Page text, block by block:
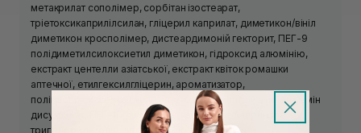
метакрилат сополімер, сорбітан ізостеарат,
тріетоксикаприлілсилан, гліцерил каприлат, диметикон/вініл
диметикон кросполімер, дистеардимоній гекторит, ПЕГ-9
полідиметилсилоксиетил диметикон, гідроксид алюмінію,
екстракт центелли азіатської, екстракт квіток ромашки
аптечної, етилгексилгліцерин, ароматизатор,
поліпропілсилсесквіоксан, аденозин, тринатрій етилендіамін
дисукцинат, ПЕГ-10 диметикон, каприлова/капринова
тригліцериди, олія цитрусових юдзу.